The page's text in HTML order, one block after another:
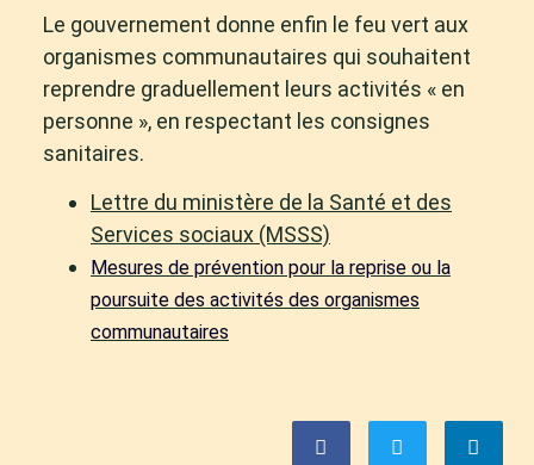
Le gouvernement donne enfin le feu vert aux
organismes communautaires qui souhaitent
reprendre graduellement leurs activités « en
personne », en respectant les consignes
sanitaires.
Lettre du ministère de la Santé et des
Services sociaux (MSSS)
Mesures de prévention pour la reprise ou la
poursuite des activités des organismes
communautaires